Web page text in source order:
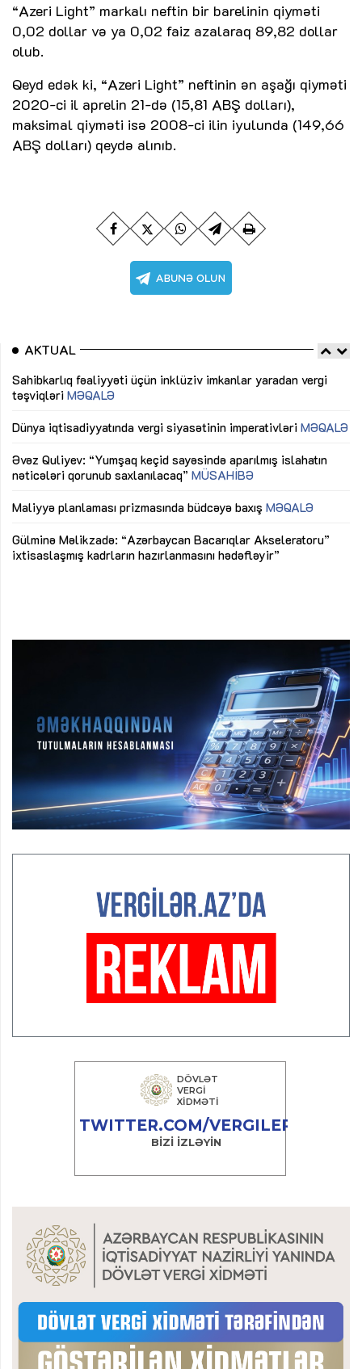
“Azeri Light” markalı neftin bir barelinin qiyməti
0,02 dollar və ya 0,02 faiz azalaraq 89,82 dollar
olub.
Qeyd edək ki, “Azeri Light” neftinin ən aşağı qiyməti
2020-ci il aprelin 21-də (15,81 ABŞ dolları),
maksimal qiyməti isə 2008-ci ilin iyulunda (149,66
ABŞ dolları) qeydə alınıb.
AKTUAL
Sahibkarlıq fəaliyyəti üçün inklüziv imkanlar yaradan vergi
təşviqləri MƏQALƏ
Dünya iqtisadiyyatında vergi siyasətinin imperativləri MƏQALƏ
Əvəz Quliyev: “Yumşaq keçid sayəsində aparılmış islahatın
nəticələri qorunub saxlanılacaq” MÜSAHİBƏ
Maliyyə planlaması prizmasında büdcəyə baxış MƏQALƏ
Gülminə Məlikzadə: “Azərbaycan Bacarıqlar Akseleratoru”
ixtisaslaşmış kadrların hazırlanmasını hədəfləyir”